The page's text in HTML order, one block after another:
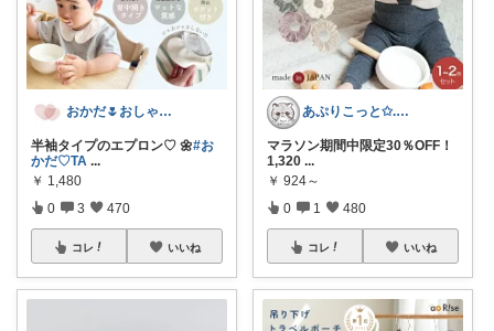
おかだ🌷おしゃれを楽しむ￤ゆっくり更新
半袖タイプのエプロン♡ 🌼#お
かだ‪♡TA ...
￥ 1,480
0 3 470
コレ いいね
あぷりこっと✩.*˚100%ROOM経由
マラソン期間中限定30％OFF！
1,320 ...
￥ 924～
0 1 480
コレ いいね